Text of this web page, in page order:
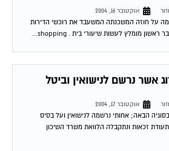
על חוזה המשכנתה המשעבד את רוכשי הדירות
אשר נרשם לנישואין וביטל
הבאה; אחותי נרשמה לנישואין ועל בסיס
תעודת זכאות ונתקבלה הלוואת משרד השיכון